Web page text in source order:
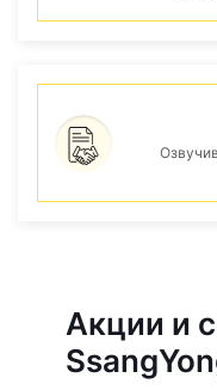
Акции и